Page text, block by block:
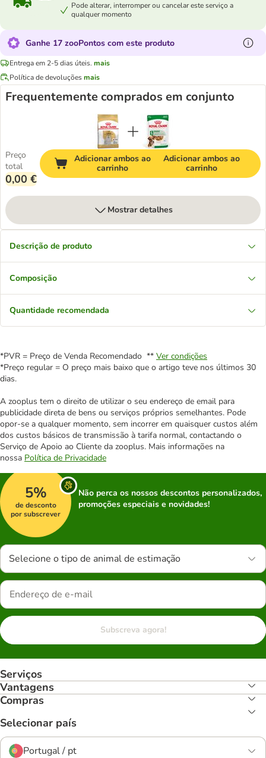
Pode alterar, interromper ou cancelar este serviço a
qualquer momento
Ganhe 17 zooPontos com este produto
Entrega em 2-5 dias úteis. mais
Política de devoluçõesmais
Frequentemente comprados em conjunto
Preço
total
0,00 €
Adicionar ambos ao
carrinho
Adicionar ambos ao
carrinho
Mostrar detalhes
Descrição de produto
Composição
Quantidade recomendada
*PVR = Preço de Venda Recomendado ** Ver condições
*Preço regular = O preço mais baixo que o artigo teve nos últimos 30
dias.
A zooplus tem o direito de utilizar o seu endereço de email para
publicidade direta de bens ou serviços próprios semelhantes. Pode
opor-se a qualquer momento, sem incorrer em quaisquer custos além
dos custos básicos de transmissão à tarifa normal, contactando o
Serviço de Apoio ao Cliente da zooplus. Mais informações na
nossa Política de Privacidade
5%
de desconto
por subscrever
Não perca os nossos descontos personalizados,
promoções especiais e novidades!
Selecione o tipo de animal de estimação
Subscreva agora!
Serviços
Vantagens
Compras
Selecionar país
Portugal / pt